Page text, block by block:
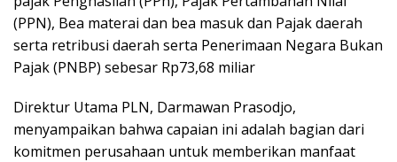
(PPN), Bea materai dan bea masuk dan Pajak daerah
serta retribusi daerah serta Penerimaan Negara Bukan
Pajak (PNBP) sebesar Rp73,68 miliar
Direktur Utama PLN, Darmawan Prasodjo,
menyampaikan bahwa capaian ini adalah bagian dari
komitmen perusahaan untuk memberikan manfaat